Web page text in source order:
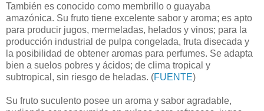
También es conocido como membrillo o guayaba
amazónica. Su fruto tiene excelente sabor y aroma; es apto
para producir jugos, mermeladas, helados y vinos; para la
producción industrial de pulpa congelada, fruta disecada y
la posibilidad de obtener aromas para perfumes. Se adapta
bien a suelos pobres y ácidos; de clima tropical y
subtropical, sin riesgo de heladas. (FUENTE)
Su fruto suculento posee un aroma y sabor agradable,